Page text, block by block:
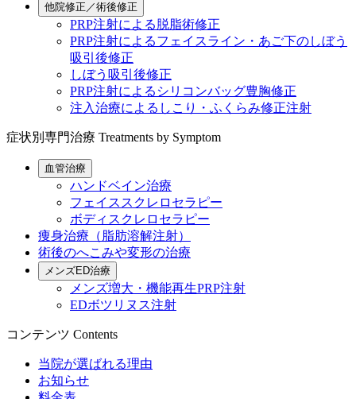
他院修正／術後修正
PRP注射による脱脂術修正
PRP注射によるフェイスライン・あご下のしぼう
吸引後修正
しぼう吸引後修正
PRP注射によるシリコンバッグ豊胸修正
注入治療によるしこり・ふくらみ修正注射
症状別専門治療 Treatments by Symptom
血管治療
ハンドベイン治療
フェイススクレロセラピー
ボディスクレロセラピー
痩身治療（脂肪溶解注射）
術後のへこみや変形の治療
メンズED治療
メンズ増大・機能再生PRP注射
EDボツリヌス注射
コンテンツ Contents
当院が選ばれる理由
お知らせ